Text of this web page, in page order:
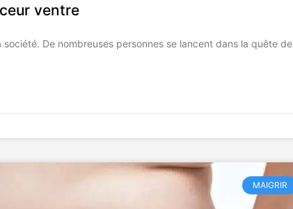
ventre
société. De nombreuses personnes se lancent dans la quête de
MAIGRIR